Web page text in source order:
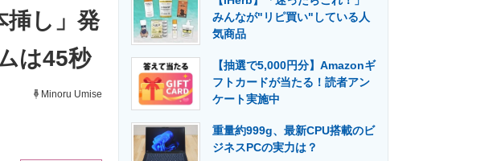
製造業のIT導入・活用を支援
エネルギーの専門メディア 建設×テクノロジーの最前線
し」発
は45秒
Minoru Umise
みんなが"リピ買い"している人
気商品
【抽選で5,000円分】Amazonギ
フトカードが当たる！読者アン
ケート実施中
重量約999g、最新CPU搭載のビ
ジネスPCの実力は？